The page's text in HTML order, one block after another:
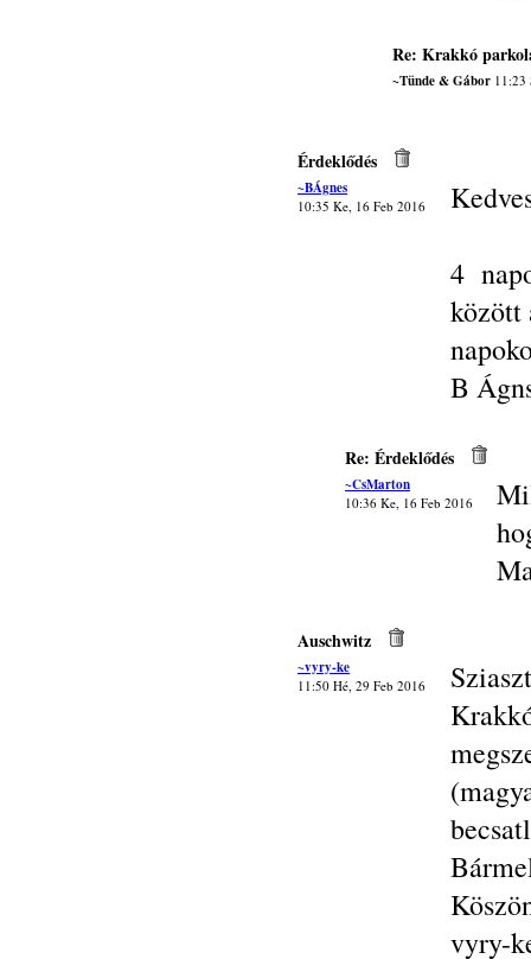
Re: Krakkó
~Tünde & Gábor 11:23
Érdeklődés
~BÁgnes
10:35 Ke, 16 Feb 2016
4
között
B
Re: Érdeklődés
~CsMarton
10:36 Ke, 16 Feb 2016
Auschwitz
~vyry-ke
11:50 Hé, 29 Feb 2016
vyry-